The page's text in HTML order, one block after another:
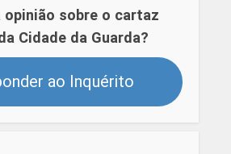
opinião sobre o cartaz
Cidade da Guarda?
ao Inquérito